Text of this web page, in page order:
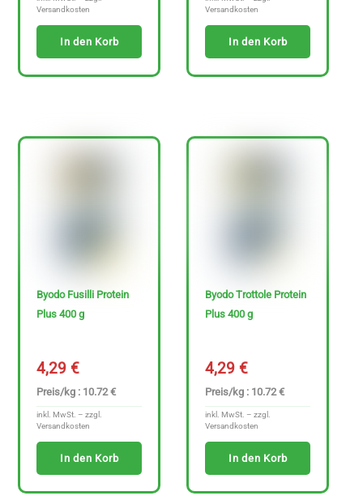
7
Versandkosten
In den Korb
Versandkosten
In den Korb
Byodo Fusilli Protein
Plus 400 g
4,29€
Preis/kg : 10.72 €
inkl. MwSt. – zzgl.
Versandkosten
In den Korb
Byodo Trottole Protein
Plus 400 g
4,29€
Preis/kg : 10.72 €
inkl. MwSt. – zzgl.
Versandkosten
In den Korb